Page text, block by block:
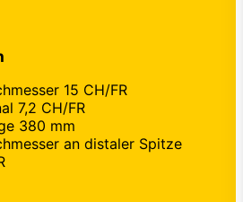
15 CH/FR
7,2 CH/FR
380 mm
an distaler Spitze